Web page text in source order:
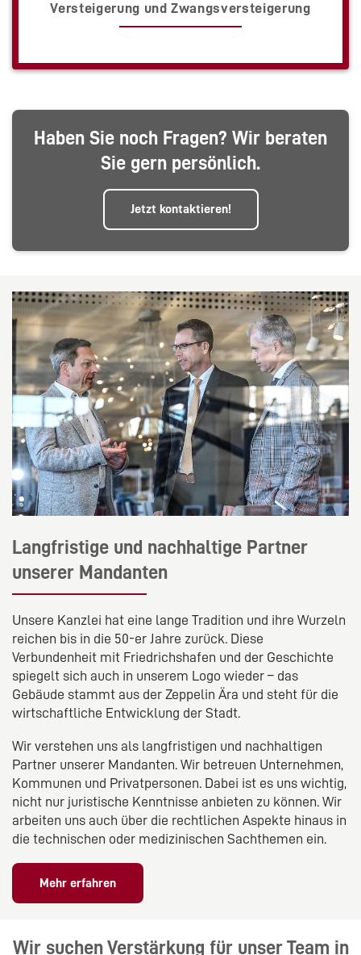
Versteigerung und Zwangsversteigerung
Haben Sie noch Fragen? Wir beraten
Sie gern persönlich.
Jetzt kontaktieren!
Langfristige und nachhaltige Partner
unserer Mandanten
Unsere Kanzlei hat eine lange Tradition und ihre Wurzeln
reichen bis in die 50-er Jahre zurück. Diese
Verbundenheit mit Friedrichshafen und der Geschichte
spiegelt sich auch in unserem Logo wieder – das
Gebäude stammt aus der Zeppelin Ära und steht für die
wirtschaftliche Entwicklung der Stadt.
Wir verstehen uns als langfristigen und nachhaltigen
Partner unserer Mandanten. Wir betreuen Unternehmen,
Kommunen und Privatpersonen. Dabei ist es uns wichtig,
nicht nur juristische Kenntnisse anbieten zu können. Wir
arbeiten uns auch über die rechtlichen Aspekte hinaus in
die technischen oder medizinischen Sachthemen ein.
Mehr erfahren
Wir suchen Verstärkung für unser Team in